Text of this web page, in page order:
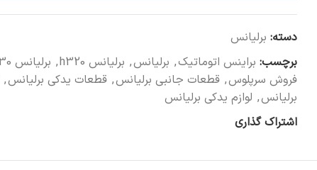
سیستم سوخت
فیلتر بنزین
کنیستر بنزین
دیگر قطعات...
دسته: برلیانس
برچسب: براینس اتوماتیک, برلیانس, برلیانس h320 , برلیانس h330
فروش سرپلوس, قطعات جانبی برلیانس, قطعات یدکی برلیانس,
برلیانس, لوازم یدکی برلیانس
اشتراک گذاری